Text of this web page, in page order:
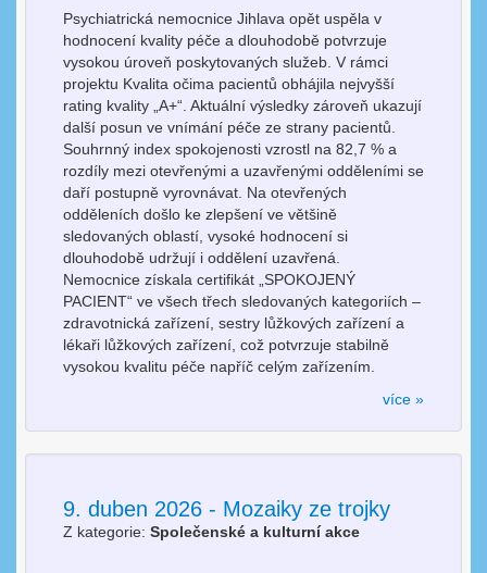
Psychiatrická nemocnice Jihlava opět uspěla v
hodnocení kvality péče a dlouhodobě potvrzuje
vysokou úroveň poskytovaných služeb. V rámci
projektu Kvalita očima pacientů obhájila nejvyšší
rating kvality „A+“. Aktuální výsledky zároveň ukazují
další posun ve vnímání péče ze strany pacientů.
Souhrnný index spokojenosti vzrostl na 82,7 % a
rozdíly mezi otevřenými a uzavřenými odděleními se
daří postupně vyrovnávat. Na otevřených
odděleních došlo ke zlepšení ve většině
sledovaných oblastí, vysoké hodnocení si
dlouhodobě udržují i oddělení uzavřená.
Nemocnice získala certifikát „SPOKOJENÝ
PACIENT“ ve všech třech sledovaných kategoriích –
zdravotnická zařízení, sestry lůžkových zařízení a
lékaři lůžkových zařízení, což potvrzuje stabilně
vysokou kvalitu péče napříč celým zařízením.
více »
9. duben 2026 - Mozaiky ze trojky
Z kategorie: Společenské a kulturní akce